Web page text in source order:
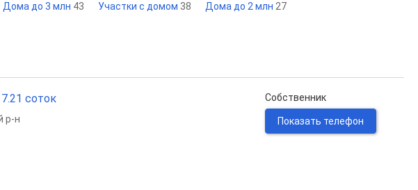
Дома до 3 млн 43 Участки с домом 38 Дома до 2 млн 27
соток
р-н
Собственник
Показать телефон